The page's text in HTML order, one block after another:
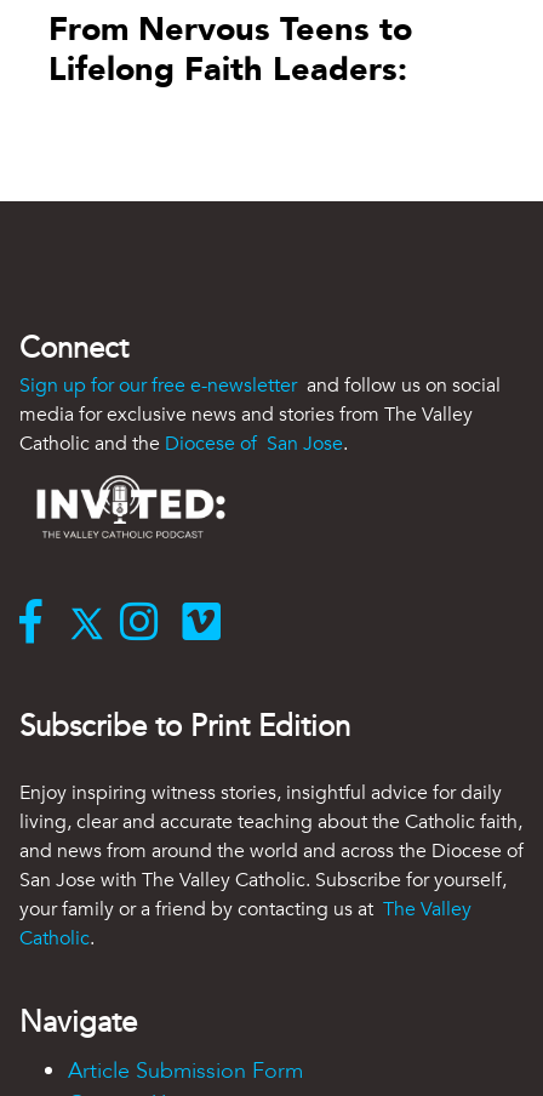
From Nervous Teens to
Lifelong Faith Leaders:
Connect
Sign up for our free e-newsletter and follow us on social
media for exclusive news and stories from The Valley
Catholic and the Diocese of San Jose.
Subscribe to Print Edition
Enjoy inspiring witness stories, insightful advice for daily
living, clear and accurate teaching about the Catholic faith,
and news from around the world and across the Diocese of
San Jose with The Valley Catholic. Subscribe for yourself,
your family or a friend by contacting us at The Valley
Catholic.
Navigate
Article Submission Form